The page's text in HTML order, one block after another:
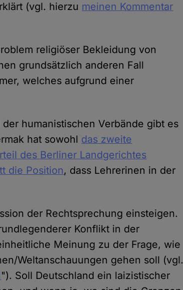
(vgl. hierzu meinen Kommentar
religiöser Bekleidung von
grundsätzlich anderen Fall
welches aufgrund einer
humanistischen Verbände gibt es
hat sowohl das zweite
des Berliner Landgerichtes
die Position, dass Lehrerinen in der
der Rechtsprechung einsteigen.
Konflikt in der
Meinung zu der Frage, wie
Weltanschauungen gehen soll (vgl.
"). Soll Deutschland ein laizistischer